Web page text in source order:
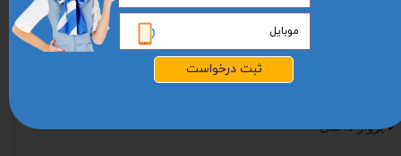
بلیط رفت و برگشت پرواز مستقیم ماهان
ترانسفر فرودگاهی
اقامت در هتل با صبحانه
✔پرواز داخلی
ثبت درخواست